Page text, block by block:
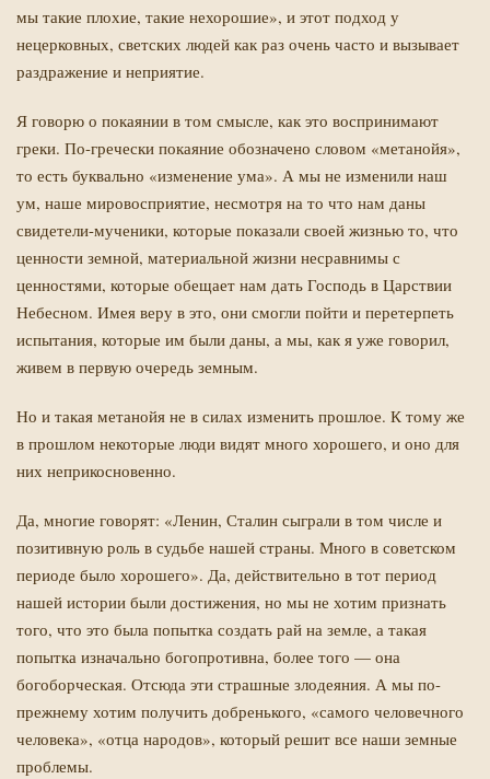
мы такие плохие, такие нехорошие», и этот подход у
нецерковных, светских людей как раз очень часто и вызывает
раздражение и неприятие.
Я говорю о покаянии в том смысле, как это воспринимают
греки. По-гречески покаяние обозначено словом «метанойя»,
то есть буквально «изменение ума». А мы не изменили наш
ум, наше мировосприятие, несмотря на то что нам даны
свидетели-мученики, которые показали своей жизнью то, что
ценности земной, материальной жизни несравнимы с
ценностями, которые обещает нам дать Господь в Царствии
Небесном. Имея веру в это, они смогли пойти и перетерпеть
испытания, которые им были даны, а мы, как я уже говорил,
живем в первую очередь земным.
Но и такая метанойя не в силах изменить прошлое. К тому же
в прошлом некоторые люди видят много хорошего, и оно для
них неприкосновенно.
Да, многие говорят: «Ленин, Сталин сыграли в том числе и
позитивную роль в судьбе нашей страны. Много в советском
периоде было хорошего». Да, действительно в тот период
нашей истории были достижения, но мы не хотим признать
того, что это была попытка создать рай на земле, а такая
попытка изначально богопротивна, более того — она
богоборческая. Отсюда эти страшные злодеяния. А мы по-
прежнему хотим получить добренького, «самого человечного
человека», «отца народов», который решит все наши земные
проблемы.